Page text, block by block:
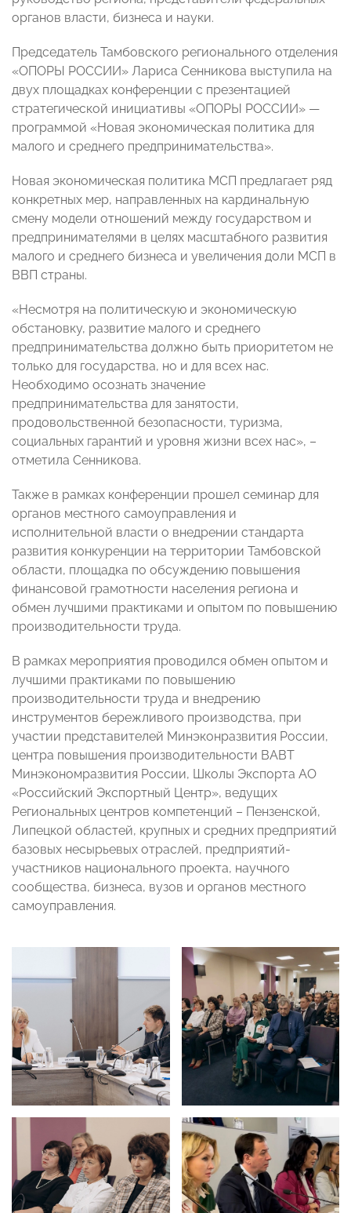
органов власти, бизнеса и науки.
Председатель Тамбовского регионального отделения
«ОПОРЫ РОССИИ» Лариса Сенникова выступила на
двух площадках конференции с презентацией
стратегической инициативы «ОПОРЫ РОССИИ» —
программой «Новая экономическая политика для
малого и среднего предпринимательства».
Новая экономическая политика МСП предлагает ряд
конкретных мер, направленных на кардинальную
смену модели отношений между государством и
предпринимателями в целях масштабного развития
малого и среднего бизнеса и увеличения доли МСП в
ВВП страны.
«Несмотря на политическую и экономическую
обстановку, развитие малого и среднего
предпринимательства должно быть приоритетом не
только для государства, но и для всех нас.
Необходимо осознать значение
предпринимательства для занятости,
продовольственной безопасности, туризма,
социальных гарантий и уровня жизни всех нас», –
отметила Сенникова.
Также в рамках конференции прошел семинар для
органов местного самоуправления и
исполнительной власти о внедрении стандарта
развития конкуренции на территории Тамбовской
области, площадка по обсуждению повышения
финансовой грамотности населения региона и
обмен лучшими практиками и опытом по повышению
производительности труда.
В рамках мероприятия проводился обмен опытом и
лучшими практиками по повышению
производительности труда и внедрению
инструментов бережливого производства, при
участии представителей Минэконразвития России,
центра повышения производительности ВАВТ
Минэкономразвития России, Школы Экспорта АО
«Российский Экспортный Центр», ведущих
Региональных центров компетенций – Пензенской,
Липецкой областей, крупных и средних предприятий
базовых несырьевых отраслей, предприятий-
участников национального проекта, научного
сообщества, бизнеса, вузов и органов местного
самоуправления.